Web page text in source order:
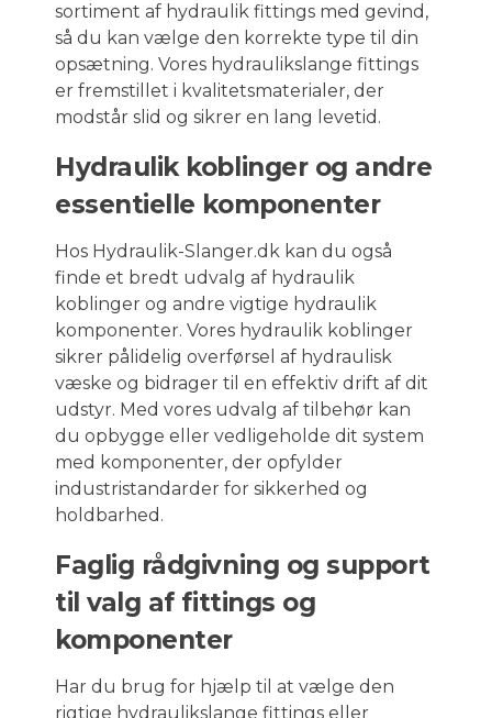
sortiment af hydraulik fittings med gevind,
så du kan vælge den korrekte type til din
opsætning. Vores hydraulikslange fittings
er fremstillet i kvalitetsmaterialer, der
modstår slid og sikrer en lang levetid.
Hydraulik koblinger og andre
essentielle komponenter
Hos Hydraulik-Slanger.dk kan du også
finde et bredt udvalg af hydraulik
koblinger og andre vigtige hydraulik
komponenter. Vores hydraulik koblinger
sikrer pålidelig overførsel af hydraulisk
væske og bidrager til en effektiv drift af dit
udstyr. Med vores udvalg af tilbehør kan
du opbygge eller vedligeholde dit system
med komponenter, der opfylder
industristandarder for sikkerhed og
holdbarhed.
Faglig rådgivning og support
til valg af fittings og
komponenter
Har du brug for hjælp til at vælge den
rigtige hydraulikslange fittings eller